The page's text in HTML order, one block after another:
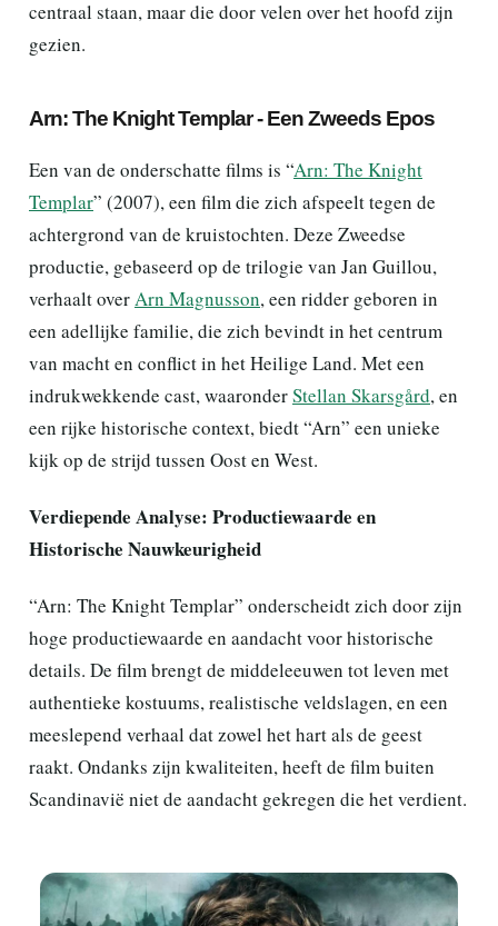
centraal staan, maar die door velen over het hoofd zijn
gezien.
Arn: The Knight Templar - Een Zweeds Epos
Een van de onderschatte films is “Arn: The Knight
Templar” (2007), een film die zich afspeelt tegen de
achtergrond van de kruistochten. Deze Zweedse
productie, gebaseerd op de trilogie van Jan Guillou,
verhaalt overArn Magnusson, een ridder geboren in
een adellijke familie, die zich bevindt in het centrum
van macht en conflict in het Heilige Land. Met een
indrukwekkende cast, waaronderStellan Skarsgård, en
een rijke historische context, biedt “Arn” een unieke
kijk op de strijd tussen Oost en West.
Verdiepende Analyse: Productiewaarde en
Historische Nauwkeurigheid
“Arn: The Knight Templar” onderscheidt zich door zijn
hoge productiewaarde en aandacht voor historische
details. De film brengt de middeleeuwen tot leven met
authentieke kostuums, realistische veldslagen, en een
meeslepend verhaal dat zowel het hart als de geest
raakt. Ondanks zijn kwaliteiten, heeft de film buiten
Scandinavië niet de aandacht gekregen die het verdient.